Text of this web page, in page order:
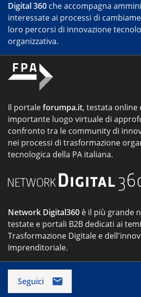
Digital 360 che accompagna
interessate ai processi di
loro percorsi di innovazione
organizzativa.
Il portaleforumpa.it, testata online
importante luogo virtuale di
confronto tra le community di
nei processi di trasformazione
tecnologica della PA italiana.
Network Digital360 è il più grande
testate e portali B2B dedicati ai
Trasformazione Digitale e
Imprenditoriale.
Seguici